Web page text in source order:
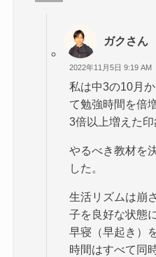
ガクさん
2022年11月5日 9:19 AM
私は中3の10月
て勉強時間を倍
3倍以上増えた印
やるべき教材を
した。
生活リズムは崩
子を良好な状態
早寝（早起き）
時間はすべて同